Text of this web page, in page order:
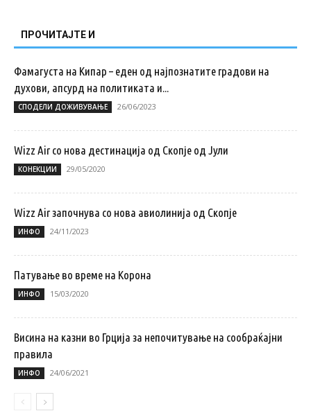
ПРОЧИТАЈТЕ И
Фамагуста на Кипар – еден од најпознатите градови на
духови, апсурд на политиката и...
СПОДЕЛИ ДОЖИВУВАЊЕ 26/06/2023
Wizz Air со нова дестинација од Скопје од Јули
КОНЕКЦИИ 29/05/2020
Wizz Air започнува со нова авиолинија од Скопје
ИНФО 24/11/2023
Патувањe во време на Корона
ИНФО 15/03/2020
Висина на казни во Грција за непочитување на сообраќајни
правила
ИНФО 24/06/2021